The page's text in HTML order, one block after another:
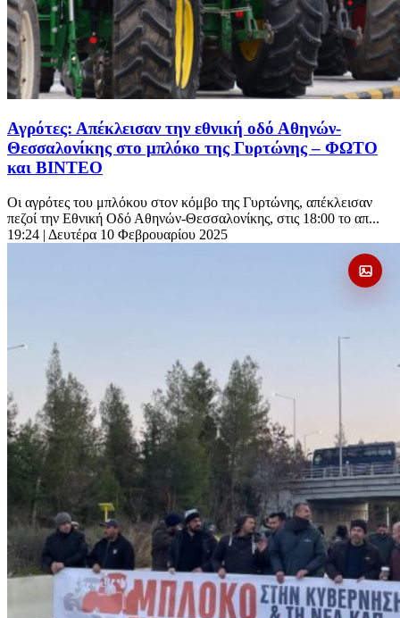
Αγρότες: Απέκλεισαν την εθνική οδό Αθηνών-
Θεσσαλονίκης στο μπλόκο της Γυρτώνης – ΦΩΤΟ
και ΒΙΝΤΕΟ
Οι αγρότες του μπλόκου στον κόμβο της Γυρτώνης, απέκλεισαν
πεζοί την Εθνική Οδό Αθηνών-Θεσσαλονίκης, στις 18:00 το απ...
19:24 | Δευτέρα 10 Φεβρουαρίου 2025